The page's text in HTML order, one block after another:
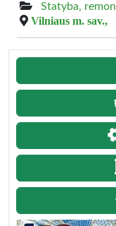
Statyba,
Vilniaus m. sav.,